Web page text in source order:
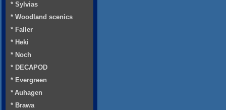
* Sylvias
* Woodland scenics
* Faller
* Heki
* Noch
* DECAPOD
* Evergreen
* Auhagen
* Brawa